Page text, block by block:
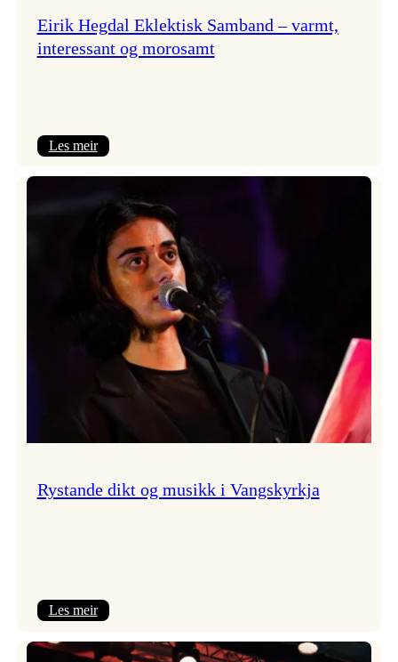
Eirik Hegdal Eklektisk Samband – varmt,
interessant og morosamt
Les meir:
Eklektisk
Samband
varmt,
interessant
morosamt
Rystande dikt og musikk i Vangskyrkja
Les meir:
dikt